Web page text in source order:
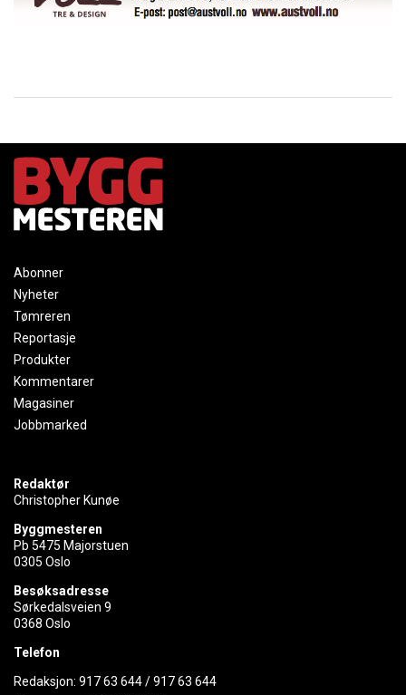
Abonner
Nyheter
Tømreren
Reportasje
Produkter
Kommentarer
Magasiner
Jobbmarked
Redaktør
Christopher Kunøe
Byggmesteren
Pb 5475 Majorstuen
0305 Oslo
Besøksadresse
Sørkedalsveien 9
0368 Oslo
Telefon
Redaksjon: 917 63 644/917 63 644